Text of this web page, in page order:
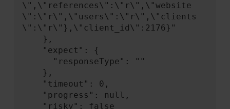
\",\"references\":\"r\",\"website
\":\"r\",\"users\":\"r\",\"clients
\":\"r\"},\"client_id\":2176}"